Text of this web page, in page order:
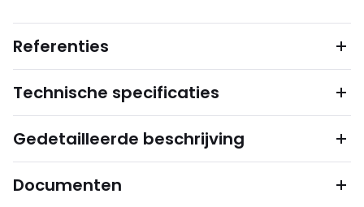
Referenties
Technische specificaties
Gedetailleerde beschrijving
Documenten